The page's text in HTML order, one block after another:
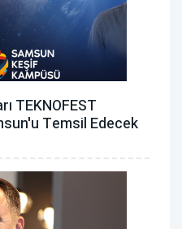
TEKNOFEST
Temsil Edecek